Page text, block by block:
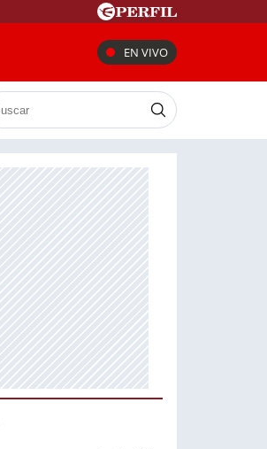
EN VIVO